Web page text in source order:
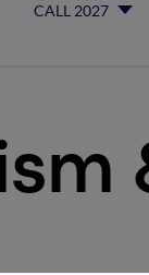
CALL 2027